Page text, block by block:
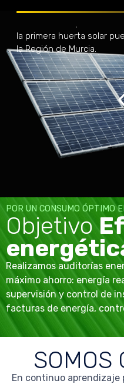
Fuimos los responsables
la primera huerta solar
la Región de Murcia.
Saber más
POR UN CONSUMO ÓPTIMO
Objetivo
Realizamos auditorías
máximo ahorro: energía
supervisión y control de
facturas de energía,
SOMOS
En continuo aprendizaje